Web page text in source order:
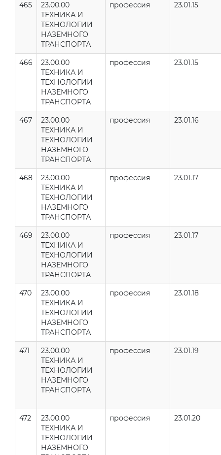
465
23.00.00
ТЕХНИКА И
ТЕХНОЛОГИИ
НАЗЕМНОГО
ТРАНСПОРТА
профессия 23.01.15
466
23.00.00
ТЕХНИКА И
ТЕХНОЛОГИИ
НАЗЕМНОГО
ТРАНСПОРТА
профессия 23.01.15
467
23.00.00
ТЕХНИКА И
ТЕХНОЛОГИИ
НАЗЕМНОГО
ТРАНСПОРТА
профессия 23.01.16
468
23.00.00
ТЕХНИКА И
ТЕХНОЛОГИИ
НАЗЕМНОГО
ТРАНСПОРТА
профессия 23.01.17
469
23.00.00
ТЕХНИКА И
ТЕХНОЛОГИИ
НАЗЕМНОГО
ТРАНСПОРТА
профессия 23.01.17
470
23.00.00
ТЕХНИКА И
ТЕХНОЛОГИИ
НАЗЕМНОГО
ТРАНСПОРТА
профессия 23.01.18
471
23.00.00
ТЕХНИКА И
ТЕХНОЛОГИИ
НАЗЕМНОГО
ТРАНСПОРТА
профессия 23.01.19
472
23.00.00
ТЕХНИКА И
ТЕХНОЛОГИИ
НАЗЕМНОГО
профессия 23.01.20